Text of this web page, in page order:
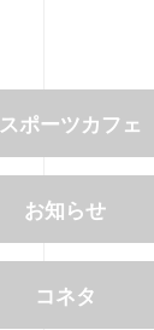
ポーツカフェ
お知らせ
コネタ